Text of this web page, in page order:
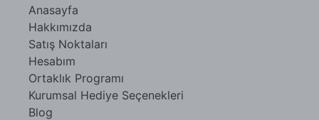
Anasayfa
Hakkımızda
Satış Noktaları
Hesabım
Ortaklık Programı
Kurumsal Hediye Seçenekleri
Blog